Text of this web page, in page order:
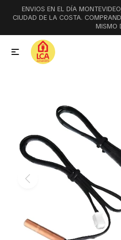
ENVIOS EN EL DÍA
CIUDAD DE LA COSTA.
MISMO

Menú
Lavadoras y lavavajillas
Refrigeración